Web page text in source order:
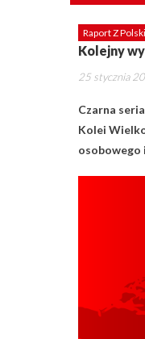
Raport Z Polski
Kolejny
Posted
25 stycznia
Czarna
Kolei
osobowego